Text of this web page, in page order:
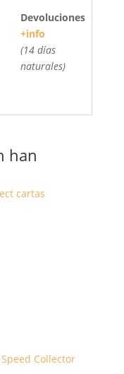
Devoluciones
+info
(14 días
naturales)
han